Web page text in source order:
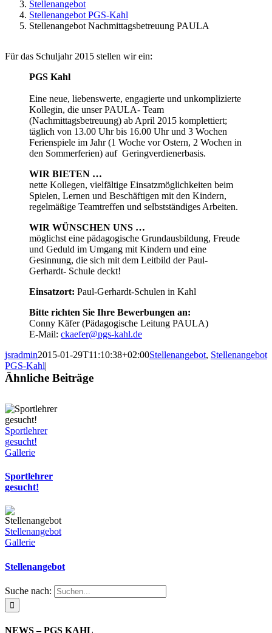
Stellenangebot
Stellenangebot PGS-Kahl
Stellenangebot Nachmittagsbetreuung PAULA
Für das Schuljahr 2015 stellen wir ein:
PGS Kahl
Eine neue, liebenswerte, engagierte und unkomplizierte
Kollegin, die unser PAULA- Team
(Nachmittagsbetreuung) ab April 2015 komplettiert;
täglich von 13.00 Uhr bis 16.00 Uhr und 3 Wochen
Ferienspiele im Jahr (1 Woche vor Ostern, 2 Wochen in
den Sommerferien) auf Geringverdienerbasis.
WIR BIETEN …
nette Kollegen, vielfältige Einsatzmöglichkeiten beim
Spielen, Lernen und Beschäftigen mit den Kindern,
regelmäßige Teamtreffen und selbstständiges Arbeiten.
WIR WÜNSCHEN UNS …
möglichst eine pädagogische Grundausbildung, Freude
und Geduld im Umgang mit Kindern und eine
Gesinnung, die sich mit dem Leitbild der Paul-
Gerhardt- Schule deckt!
Einsatzort: Paul-Gerhardt-Schulen in Kahl
Bitte richten Sie Ihre Bewerbungen an:
Conny Käfer (Pädagogische Leitung PAULA)
E-Mail: ckaefer@pgs-kahl.de
jsradmin2015-01-29T11:10:38+02:00Stellenangebot, Stellenangebot
PGS-Kahl|
Ähnliche Beiträge
Sportlehrer
gesucht!
Gallerie
Sportlehrer
gesucht!
Stellenangebot
Gallerie
Stellenangebot
Suche nach:
NEWS – PGS KAHL